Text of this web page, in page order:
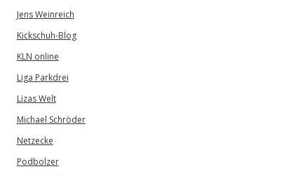
Jens Weinreich
Kickschuh-Blog
KLN online
Liga Parkdrei
Lizas Welt
Michael Schröder
Netzecke
Podbolzer